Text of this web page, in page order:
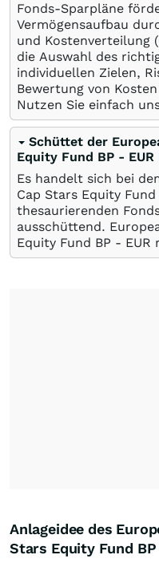
Fonds-Sparpläne
Vermögensaufbau
und Kostenverteilung
die Auswahl des
individuellen Zielen,
Bewertung von
Nutzen Sie einfach
Schüttet der
Equity Fund BP -
Es handelt sich bei
Cap Stars Equity
thesaurierenden
ausschüttend.
Equity Fund BP -
Anlageidee des
Stars Equity Fund BP